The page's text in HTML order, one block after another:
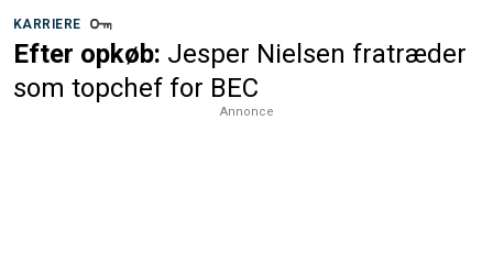
KARRIERE
Efter opkøb: Jesper Nielsen fratræder
som topchef for BEC
Annonce